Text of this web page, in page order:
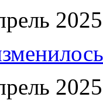
2025
2025